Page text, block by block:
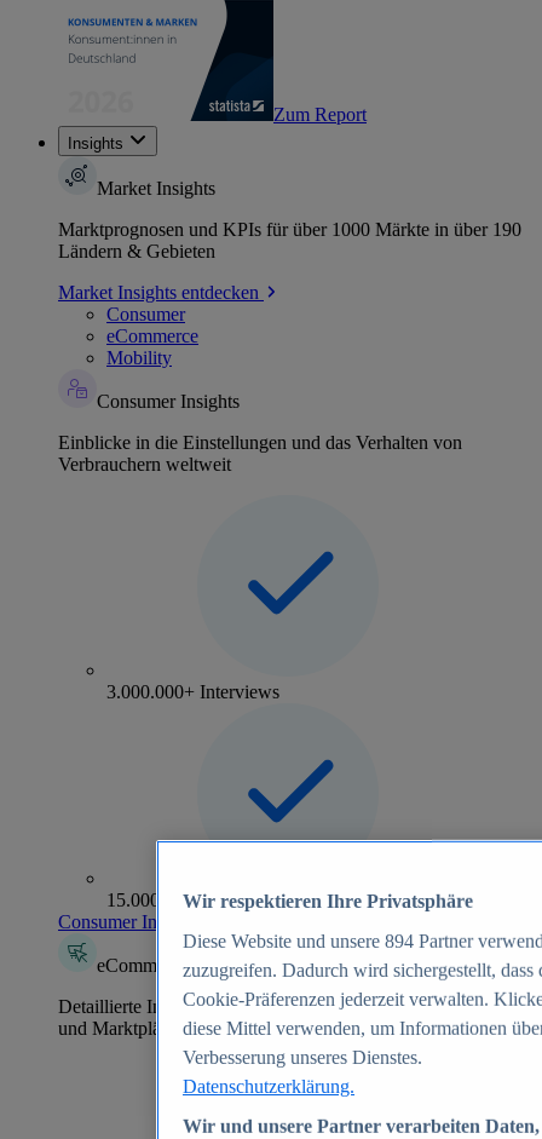
Zum Report
Insights
Market Insights
Marktprognosen und KPIs für über 1000 Märkte in über 190
Ländern & Gebieten
Market Insights entdecken
Consumer
eCommerce
Mobility
Consumer Insights
Einblicke in die Einstellungen und das Verhalten von
Verbrauchern weltweit
3.000.000+ Interviews
15.000+ Marken
Consumer Insights entdecken
eCommerce Insights
Detaillierte Informationen zu mehr als 39.000 Online-Shops
und Marktplätzen
Wir respektieren Ihre Privatsphäre
Diese Website und unsere 894 Partner
zuzugreifen. Dadurch wird sichergestellt,
Cookie-Präferenzen jederzeit verwalten.
diese Mittel verwenden, um Informationen
Verbesserung unseres Dienstes.
Datenschutzerklärung.
Wir und unsere Partner verarbeiten